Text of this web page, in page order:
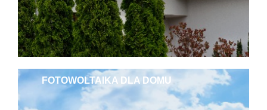
FOTOWOLTAIKA DLA DOMU